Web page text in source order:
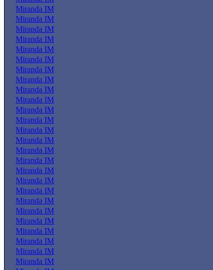
Miranda IM
Miranda IM
Miranda IM
Miranda IM
Miranda IM
Miranda IM
Miranda IM
Miranda IM
Miranda IM
Miranda IM
Miranda IM
Miranda IM
Miranda IM
Miranda IM
Miranda IM
Miranda IM
Miranda IM
Miranda IM
Miranda IM
Miranda IM
Miranda IM
Miranda IM
Miranda IM
Miranda IM
Miranda IM
Miranda IM